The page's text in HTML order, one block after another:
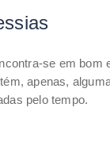
se em bom
apenas,
pelo tempo.